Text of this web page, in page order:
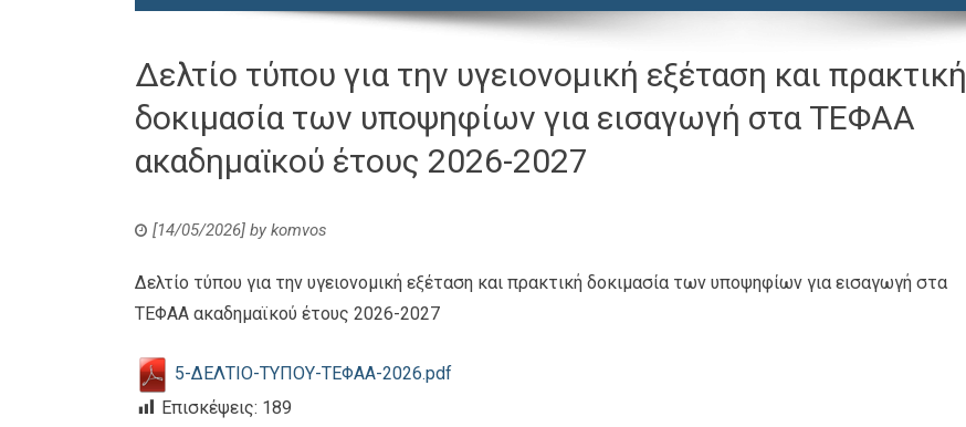
Δελτίο τύπου για την υγειονομική εξέταση και πρακτική
δοκιμασία των υποψηφίων για εισαγωγή στα ΤΕΦΑΑ
ακαδημαϊκού έτους 2026-2027
[14/05/2026] by komvos
Δελτίο τύπου για την υγειονομική εξέταση και πρακτική δοκιμασία των υποψηφίων για εισαγωγή στα
ΤΕΦΑΑ ακαδημαϊκού έτους 2026-2027
5-ΔΕΛΤΙΟ-ΤΥΠΟΥ-ΤΕΦΑΑ-2026.pdf
Επισκέψεις: 189